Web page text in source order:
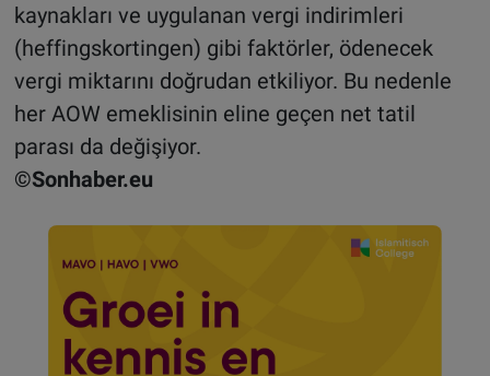
kaynakları ve uygulanan vergi indirimleri
(heffingskortingen) gibi faktörler, ödenecek
vergi miktarını doğrudan etkiliyor. Bu nedenle
her AOW emeklisinin eline geçen net tatil
parası da değişiyor.
©Sonhaber.eu